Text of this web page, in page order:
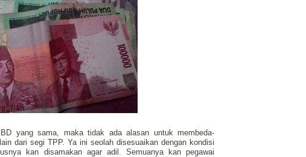
yang sama, maka tidak ada alasan untuk membeda-
dari segi TPP. Ya ini seolah disesuaikan dengan kondisi
kan disamakan agar adil. Semuanya kan pegawai